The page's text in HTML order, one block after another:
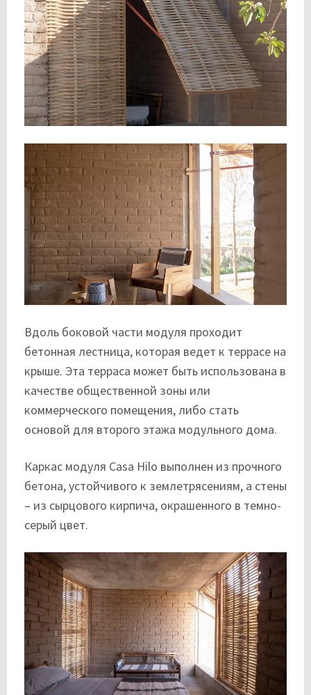
Вдоль боковой части модуля проходит
бетонная лестница, которая ведет к террасе на
крыше. Эта терраса может быть использована в
качестве общественной зоны или
коммерческого помещения, либо стать
основой для второго этажа модульного дома.
Каркас модуля Casa Hilo выполнен из прочного
бетона, устойчивого к землетрясениям, а стены
– из сырцового кирпича, окрашенного в темно-
серый цвет.